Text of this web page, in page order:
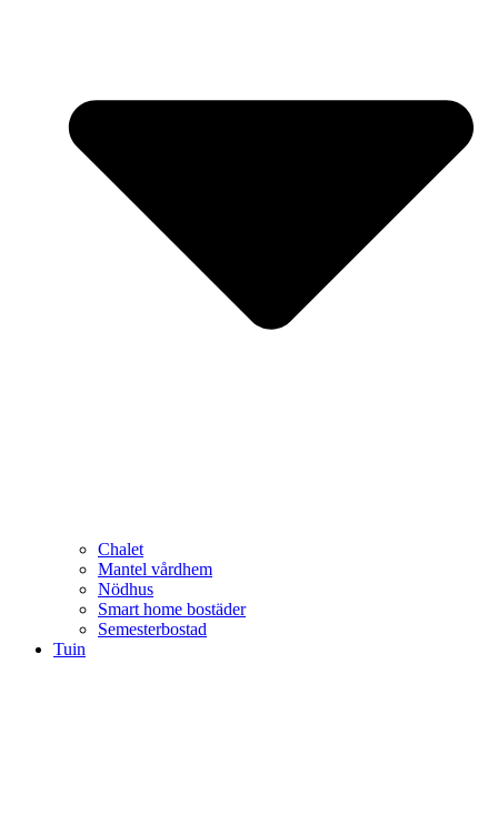
Chalet
Mantel vårdhem
Nödhus
Smart home bostäder
Semesterbostad
Tuin